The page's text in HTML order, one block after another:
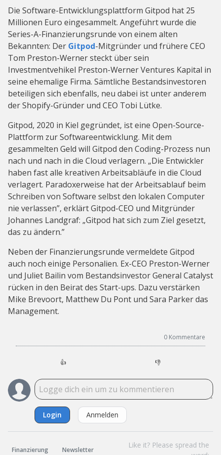
Die Software-Entwicklungsplattform Gitpod hat 25
Millionen Euro eingesammelt. Angeführt wurde die
Series-A-Finanzierungsrunde von einem alten
Bekannten: Der Gitpod-Mitgründer und frühere CEO
Tom Preston-Werner steckt über sein
Investmentvehikel Preston-Werner Ventures Kapital in
seine ehemalige Firma. Sämtliche Bestandsinvestoren
beteiligen sich ebenfalls, neu dabei ist unter anderem
der Shopify-Gründer und CEO Tobi Lütke.
Gitpod, 2020 in Kiel gegründet, ist eine Open-Source-
Plattform zur Softwareentwicklung. Mit dem
gesammelten Geld will Gitpod den Coding-Prozess nun
nach und nach in die Cloud verlagern. „Die Entwickler
haben fast alle kreativen Arbeitsabläufe in die Cloud
verlagert. Paradoxerweise hat der Arbeitsablauf beim
Schreiben von Software selbst den lokalen Computer
nie verlassen”, erklärt Gitpod-CEO und Mitgründer
Johannes Landgraf: „Gitpod hat sich zum Ziel gesetzt,
das zu ändern.”
Neben der Finanzierungsrunde vermeldete Gitpod
auch noch einige Personalien. Ex-CEO Preston-Werner
und Juliet Bailin vom Bestandsinvestor General Catalyst
rücken in den Beirat des Start-ups. Dazu verstärken
Mike Brevoort, Matthew Du Pont und Sara Parker das
Management.
0 Kommentare
👍 👎
Login Anmelden
Finanzierung Newsletter
Like it? Please spread the